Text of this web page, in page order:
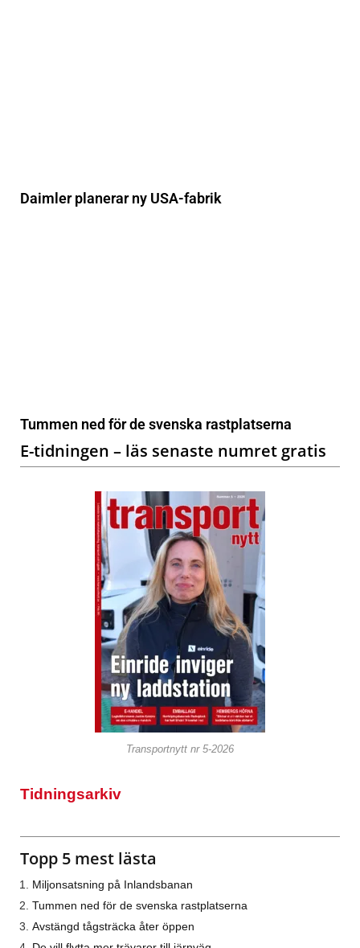
Daimler planerar ny USA-fabrik
Tummen ned för de svenska rastplatserna
E-tidningen – läs senaste numret gratis
Transportnytt nr 5-2026
Tidningsarkiv
Topp 5 mest lästa
Miljonsatsning på Inlandsbanan
Tummen ned för de svenska rastplatserna
Avstängd tågsträcka åter öppen